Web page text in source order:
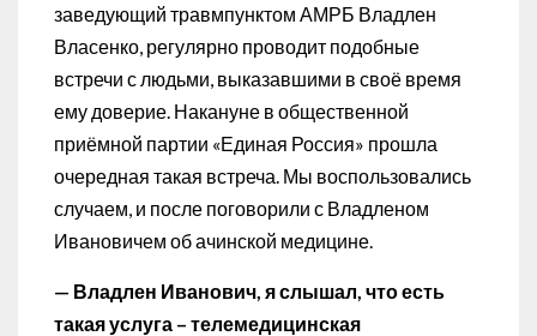
заведующий травмпунктом АМРБ Владлен
Власенко, регулярно проводит подобные
встречи с людьми, выказавшими в своё время
ему доверие. Накануне в общественной
приёмной партии «Единая Россия» прошла
очередная такая встреча. Мы воспользовались
случаем, и после поговорили с Владленом
Ивановичем об ачинской медицине.
— Владлен Иванович, я слышал, что есть
такая услуга – телемедицинская